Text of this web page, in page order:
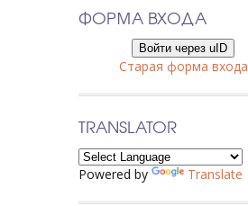
ФОРМА ВХОДА
Войти через uID
Старая форма входа
TRANSLATOR
Powered by Translate